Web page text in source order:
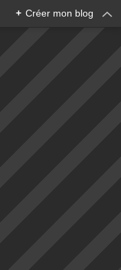
+ Créer mon blog